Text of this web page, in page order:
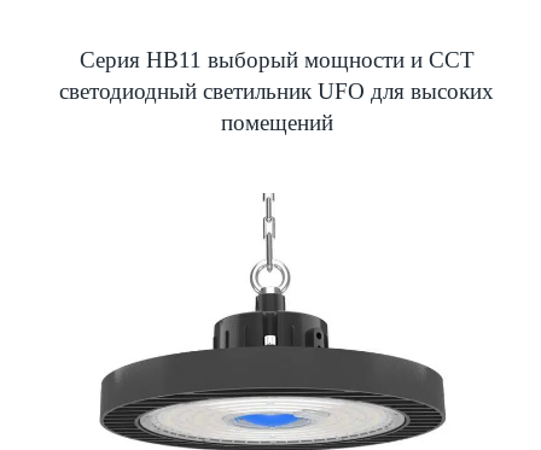
Серия HB11 выборый мощности и CCT
светодиодный светильник UFO для высоких
помещений